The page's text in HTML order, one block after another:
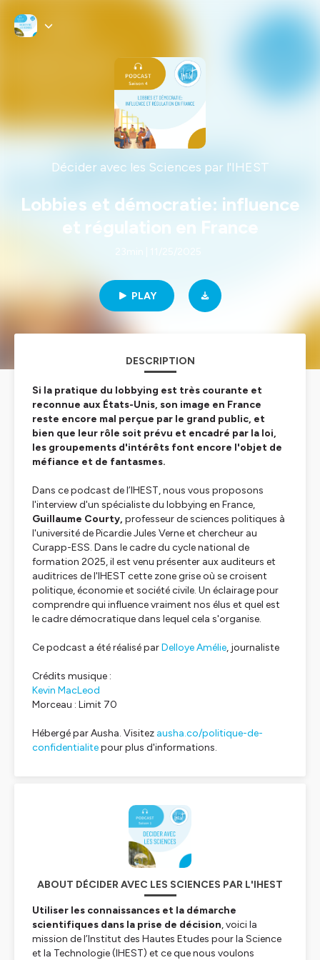
Décider avec les Sciences par l'IHEST
Lobbies et démocratie: influence
et régulation en France
PLAY
DESCRIPTION
Si la pratique du lobbying est très courante et
reconnue aux États-Unis, son image en France
reste encore mal perçue par le grand public, et
bien que leur rôle soit prévu et encadré par la loi,
les groupements d'intérêts font encore l'objet de
méfiance et de fantasmes.
Dans ce podcast de l’IHEST, nous vous proposons
l'interview d'un spécialiste du lobbying en France,
Guillaume Courty, professeur de sciences politiques à
l'université de Picardie Jules Verne et chercheur au
Curapp-ESS. Dans le cadre du cycle national de
formation 2025, il est venu présenter aux auditeurs et
auditrices de l'IHEST cette zone grise où se croisent
politique, économie et société civile. Un éclairage pour
comprendre qui influence vraiment nos élus et quel est
le cadre démocratique dans lequel cela s'organise.
Ce podcast a été réalisé parDelloye Amélie, journaliste
Crédits musique :
Kevin MacLeod
Morceau : Limit 70
Hébergé par Ausha. Visitez ausha.co/politique-de-
confidentialitepour plus d'informations.
ABOUT DÉCIDER AVEC LES SCIENCES PAR L'IHEST
Utiliser les connaissances et la démarche
scientifiques dans la prise de décision, voici la
mission de l’Institut des Hautes Etudes pour la Science
et la Technologie (IHEST) et ce que nous voulons